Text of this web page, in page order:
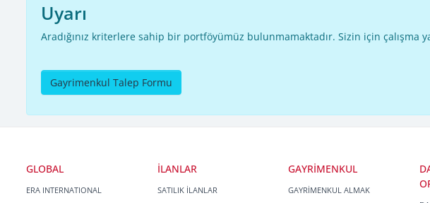
Uyarı
Aradığınız kriterlere sahip bir portföyümüz bulunmamaktadır. Sizin için
Gayrimenkul Talep Formu
GLOBAL
ERA INTERNATIONAL
İLANLAR
SATILIK İLANLAR
GAYRİMENKUL
GAYRİMENKUL ALMAK